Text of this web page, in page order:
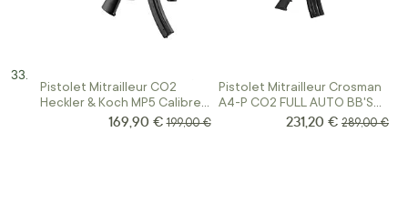
Pistolet Mitrailleur CO2
Heckler & Koch MP5 Calibre
Prix Spécial
169,90 € Prix normal
199,00 €
Pistolet Mitrailleur Crosman
A4-P CO2 FULL AUTO BB'S
4,5 3 JoulesPrix Spécial
231,20 € Prix normal
289,00 €